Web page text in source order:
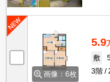
画像：6枚
5.9
敷
3階